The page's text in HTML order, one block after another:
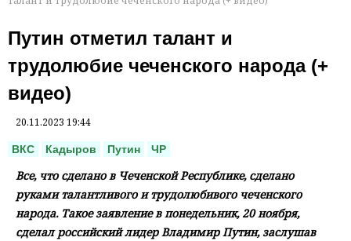
Путин отметил талант и
трудолюбие чеченского народа (+
видео)
20.11.2023 19:44
ВКС Кадыров Путин ЧР
Все, что сделано в Чеченской Республике, сделано
руками талантливого и трудолюбивого чеченского
народа. Такое заявление в понедельник, 20 ноября,
сделал российский лидер Владимир Путин, заслушав